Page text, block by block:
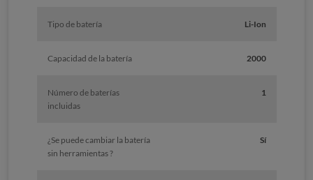
Tipo de batería Li-Ion
Capacidad de la batería 2000
Número de baterías
incluidas
1
¿Se puede cambiar la batería
sin herramientas ?
Sí